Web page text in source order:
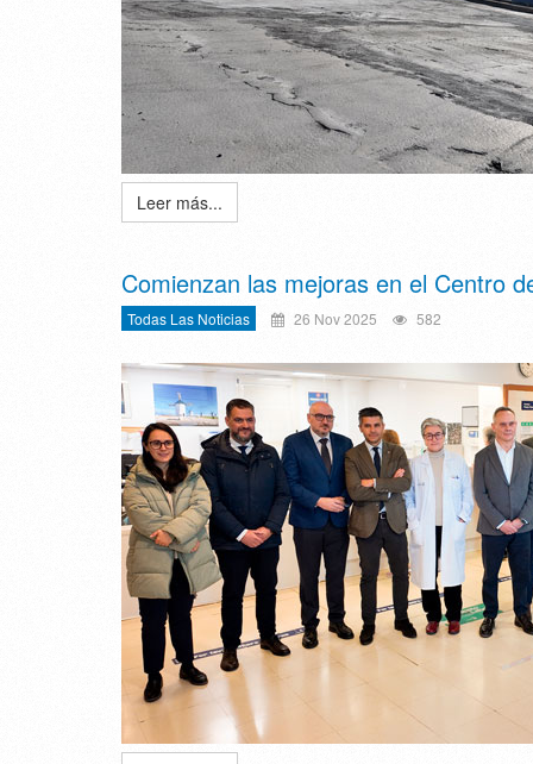
Leer más...
Comienzan las mejoras en el Centro
Todas Las Noticias 26 Nov 2025 582